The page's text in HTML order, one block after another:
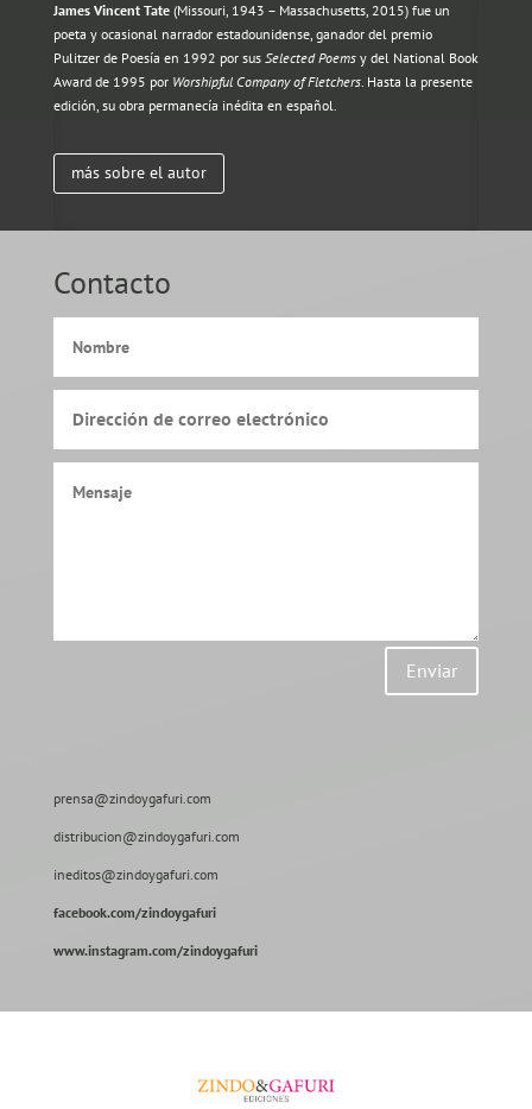
James Vincent Tate(Missouri, 1943 – Massachusetts, 2015) fue un
poeta y ocasional narrador estadounidense, ganador del premio
Pulitzer de Poesía en 1992 por sus Selected Poemsy del National Book
Award de 1995 por Worshipful Company of Fletchers. Hasta la presente
edición, su obra permanecía inédita en español.
más sobre el autor
Contacto
Enviar
prensa@zindoygafuri.com
distribucion@zindoygafuri.com
ineditos@zindoygafuri.com
facebook.com/zindoygafuri
www.instagram.com/zindoygafuri